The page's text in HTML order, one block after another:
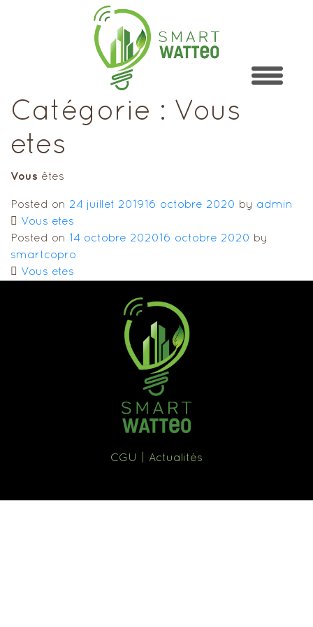
Catégorie : Vous
etes
Vous êtes
Posted on 24 juillet 2019 16 octobre 2020 by admin
Vous etes
Posted on
14 octobre 2020 16 octobre 2020 by
smartcopro
Vous etes
CGU Actualités